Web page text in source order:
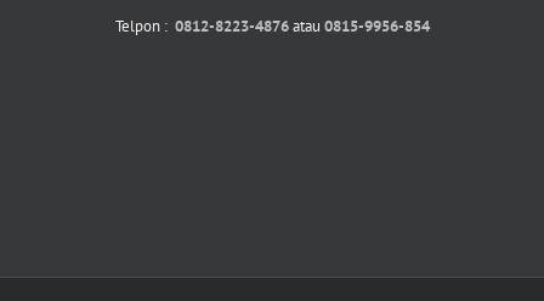
Telpon : 0812-8223-4876atau 0815-9956-854